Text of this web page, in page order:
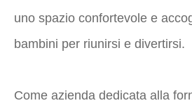
uno spazio confortevole e
bambini per riunirsi e divertirsi.
Come azienda dedicata alla